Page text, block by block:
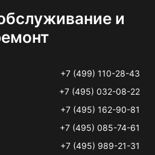
и
+7 (499) 110-28-43
+7 (495) 032-08-22
+7 (495) 162-90-81
+7 (495) 085-74-61
+7 (495) 989-21-31